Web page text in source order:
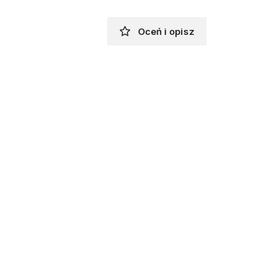
Oceń i opisz